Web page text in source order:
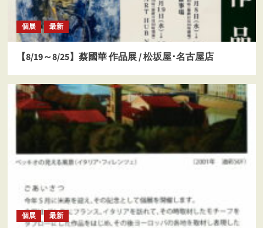
個展 最新
【8/19～8/25】蔡國華 作品展 / 松坂屋･名古屋店
個展 最新